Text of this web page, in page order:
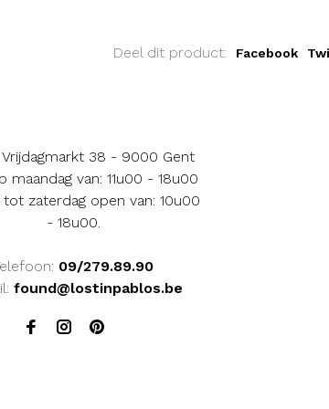
Deel dit product: Facebook
Vrijdagmarkt 38 - 9000 Gent
maandag van: 11u00 - 18u00
tot zaterdag open van: 10u00
- 18u00.
09/279.89.90
found@lostinpablos.be